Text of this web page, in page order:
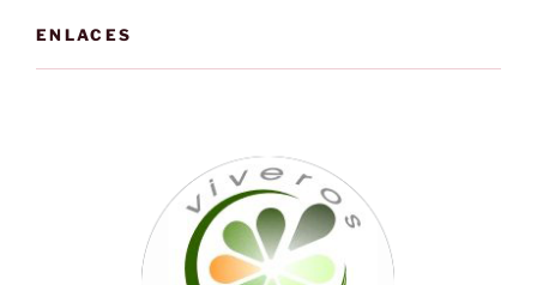
ENLACES